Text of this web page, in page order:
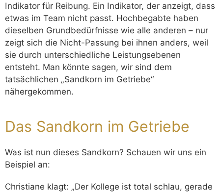
Indikator für Reibung. Ein Indikator, der anzeigt, dass
etwas im Team nicht passt. Hochbegabte haben
dieselben Grundbedürfnisse wie alle anderen – nur
zeigt sich die Nicht-Passung bei ihnen anders, weil
sie durch unterschiedliche Leistungsebenen
entsteht. Man könnte sagen, wir sind dem
tatsächlichen „Sandkorn im Getriebe“
nähergekommen.
Das Sandkorn im Getriebe
Was ist nun dieses Sandkorn? Schauen wir uns ein
Beispiel an:
Christiane klagt: „Der Kollege ist total schlau, gerade